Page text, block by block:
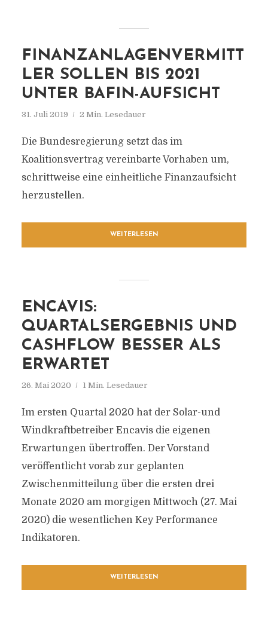
FINANZANLAGENVERMITT
LER SOLLEN BIS 2021
UNTER BAFIN-AUFSICHT
31. Juli 2019 2 Min. Lesedauer
Die Bundesregierung setzt das im
Koalitionsvertrag vereinbarte Vorhaben um,
schrittweise eine einheitliche Finanzaufsicht
herzustellen.
WEITERLESEN
ENCAVIS:
QUARTALSERGEBNIS UND
CASHFLOW BESSER ALS
ERWARTET
26. Mai 2020 1 Min. Lesedauer
Im ersten Quartal 2020 hat der Solar-und
Windkraftbetreiber Encavis die eigenen
Erwartungen übertroffen. Der Vorstand
veröffentlicht vorab zur geplanten
Zwischenmitteilung über die ersten drei
Monate 2020 am morgigen Mittwoch (27. Mai
2020) die wesentlichen Key Performance
Indikatoren.
WEITERLESEN